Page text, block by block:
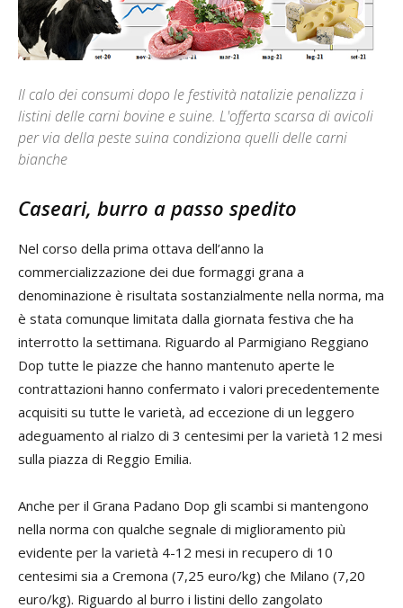
Il calo dei consumi dopo le festività natalizie penalizza i
listini delle carni bovine e suine. L'offerta scarsa di avicoli
per via della peste suina condiziona quelli delle carni
bianche
Caseari, burro a passo spedito
Nel corso della prima ottava dell’anno la
commercializzazione dei due formaggi grana a
denominazione è risultata sostanzialmente nella norma, ma
è stata comunque limitata dalla giornata festiva che ha
interrotto la settimana. Riguardo al Parmigiano Reggiano
Dop tutte le piazze che hanno mantenuto aperte le
contrattazioni hanno confermato i valori precedentemente
acquisiti su tutte le varietà, ad eccezione di un leggero
adeguamento al rialzo di 3 centesimi per la varietà 12 mesi
sulla piazza di Reggio Emilia.
Anche per il Grana Padano Dop gli scambi si mantengono
nella norma con qualche segnale di miglioramento più
evidente per la varietà 4-12 mesi in recupero di 10
centesimi sia a Cremona (7,25 euro/kg) che Milano (7,20
euro/kg). Riguardo al burro i listini dello zangolato